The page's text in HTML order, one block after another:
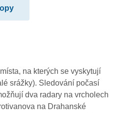
na kterých se vyskytují
srážky). Sledování počasí
dva radary na vrcholech
na Drahanské